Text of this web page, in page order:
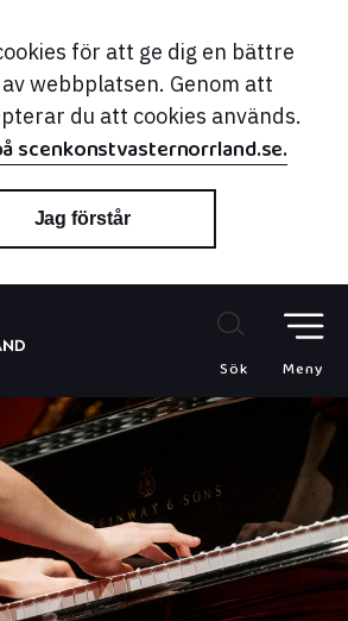
för att ge dig en bättre
webbplatsen. Genom att
du att cookies används.
scenkonstvasternorrland.se.
Jag förstår
Sök Meny